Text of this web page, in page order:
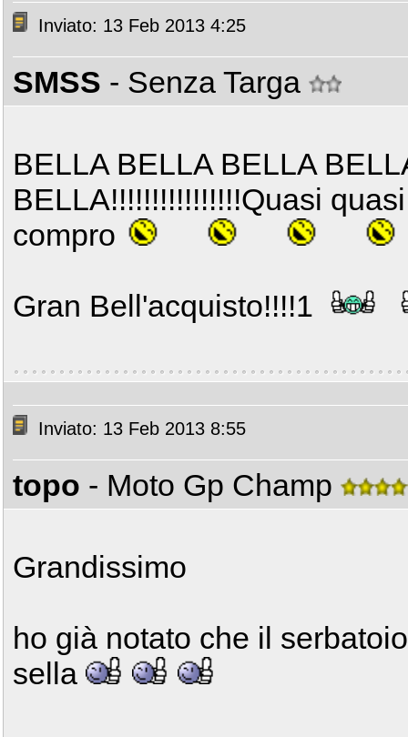
Inviato: 13 Feb 2013 4:25
SMSS - Senza Targa
BELLA BELLA BELLA
BELLA!!!!!!!!!!!!!!!!Quasi
compro
Gran Bell'acquisto!!!!1
Inviato: 13 Feb 2013 8:55
topo - Moto Gp Champ
Grandissimo
ho già notato che il
sella